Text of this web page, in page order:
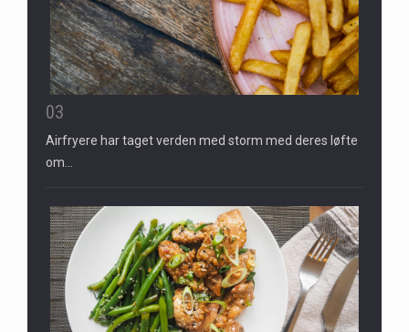
03
Airfryere har taget verden med storm med deres løfte
om…